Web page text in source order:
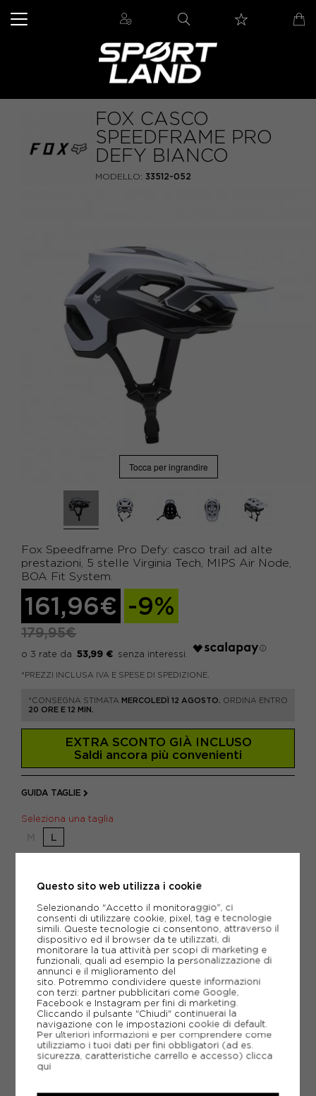
FOX CASCO
SPEEDFRAME PRO
DEFY BIANCO
MODELLO: 33512-052
Tocca per ingrandire
Fox Speedframe Pro Defy: casco trail ad alte
prestazioni, 5 stelle Virginia Tech, MIPS Air Node,
BOA Fit System.
161,96€ -9%
179,95€
53,99 €
*PREZZI INCLUSA IVA E SPESE DI SPEDIZIONE.
*CONSEGNA STIMATA MERCOLEDÌ 12 AGOSTO.
ORDINA ENTRO
20 ORE E 12 MIN.
EXTRA SCONTO GIÀ INCLUSO
Saldi ancora più convenienti
GUIDA TAGLIE
Seleziona una taglia
L
AGGIUNGI ALLA LISTA DEI DESIDERI
POTREBBERO INTERESSARTI ANCHE
CASCHI MTB FOX
CASCHI MTB
ARTICOLI SPORTIVI FOX
METODI DI PAGAMENTO
Questo sito web utilizza i cookie
Selezionando "Accetto il monitoraggio", ci
consenti di utilizzare cookie, pixel, tag e tecnologie
simili. Queste tecnologie ci consentono, attraverso il
dispositivo ed il browser da te utilizzati, di
monitorare la tua attività per scopi di marketing e
funzionali, quali ad esempio la personalizzazione di
annunci e il miglioramento del
sito. Potremmo condividere queste informazioni
con terzi: partner pubblicitari come Google,
Facebook e Instagram per fini di marketing.
Cliccando il pulsante "Chiudi" continuerai la
navigazione con le impostazioni cookie di default.
Per ulteriori informazioni e per comprendere come
utilizziamo i tuoi dati per fini obbligatori (ad es.
sicurezza, caratteristiche carrello e accesso) clicca
qui